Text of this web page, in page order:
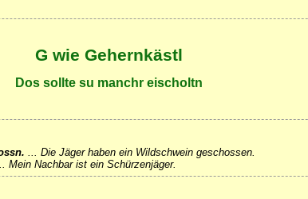
G wie Gehernkästl
Dos sollte su manchr eischoltn
... Die Jäger haben ein Wildschwein geschossen.
Mein Nachbar ist ein Schürzenjäger.